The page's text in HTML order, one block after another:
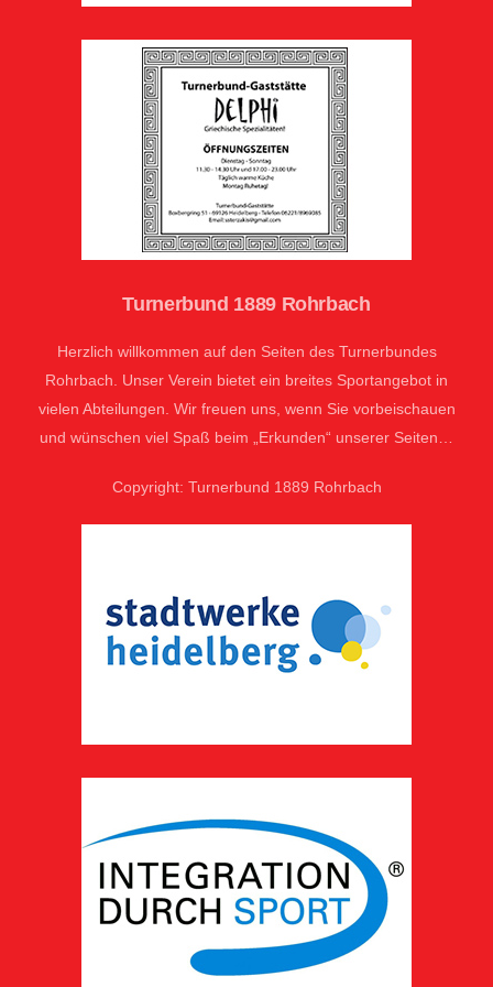
Turnerbund 1889 Rohrbach
Herzlich willkommen auf den Seiten des Turnerbundes
Rohrbach. Unser Verein bietet ein breites Sportangebot in
vielen Abteilungen. Wir freuen uns, wenn Sie vorbeischauen
und wünschen viel Spaß beim „Erkunden“ unserer Seiten…
Copyright: Turnerbund 1889 Rohrbach